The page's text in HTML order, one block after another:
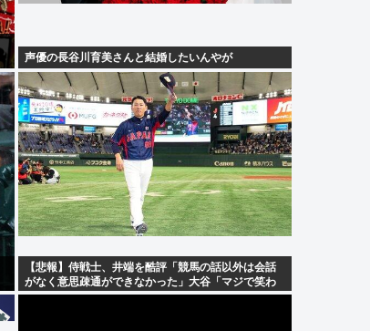
声優の長谷川育美さんと結婚したいんやが
【悲報】侍戦士、井端を酷評「競馬の話以外は会話
がなく意思疎通ができなかった」大谷「マジで笑わ
なくね？」